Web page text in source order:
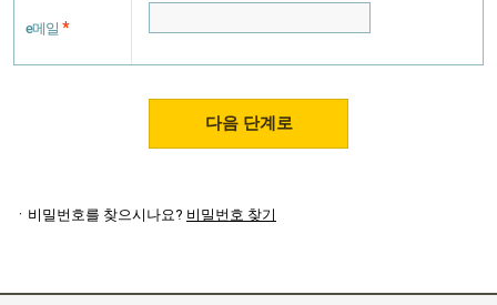
e메일 *
ㆍ비밀번호를 찾으시나요? 비밀번호 찾기